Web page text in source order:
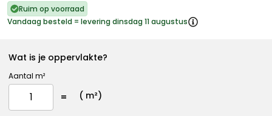
Ruim op voorraad
Vandaag besteld = levering dinsdag 11 augustus
Wat is je oppervlakte?
Aantal m²
( m²)